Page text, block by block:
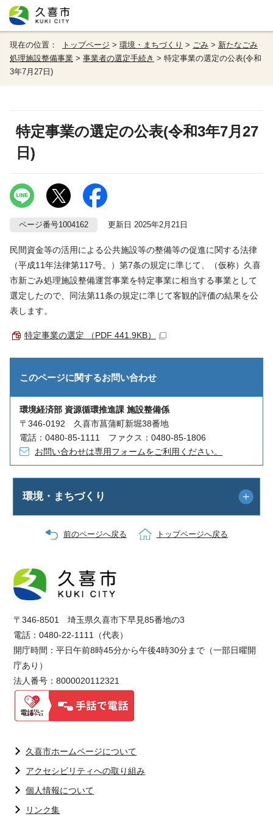
現在の位置： トップページ > 環境・まちづくり > ごみ > 新たなごみ
処理施設整備事業 > 事業者の選定手続き > 特定事業の選定の公表(令和
3年7月27日)
特定事業の選定の公表(令和3年7月27
日)
ページ番号1004162 更新日 2025年2月21日
民間資金等の活用による公共施設等の整備等の促進に関する法律
（平成11年法律第117号。）第7条の規定に準じて、（仮称）久喜
市新ごみ処理施設整備運営事業を特定事業に相当する事業として
選定したので、同法第11条の規定に準じて客観的評価の結果を公
表します。
特定事業の選定 （PDF 441.9KB）
このページに関するお問い合わせ
環境経済部 資源循環推進課 施設整備係
〒346-0192 久喜市菖蒲町新堀38番地
電話：0480-85-1111 ファクス：0480-85-1806
お問い合わせは専用フォームをご利用ください。
環境・まちづくり
前のページへ戻る トップページへ戻る
〒346-8501 埼玉県久喜市下早見85番地の3
電話：0480-22-1111（代表）
開庁時間：平日午前8時45分から午後4時30分まで（一部日曜開
庁あり）
法人番号：8000020112321
久喜市ホームページについて
アクセシビリティへの取り組み
個人情報について
リンク集